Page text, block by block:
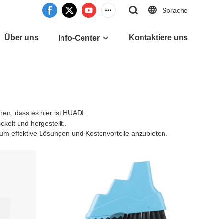
Sprache
Über uns Info-Center Kontaktiere uns
dass es hier ist HUADI.
und hergestellt..
effektive Lösungen und Kostenvorteile anzubieten.